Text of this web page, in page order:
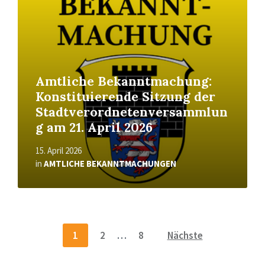
Amtliche Bekanntmachung:
Konstituierende Sitzung der
Stadtverordnetenversammlun
g am 21. April 2026
15. April 2026
in AMTLICHE BEKANNTMACHUNGEN
Seitennummerierung
1 2 … 8 Nächste